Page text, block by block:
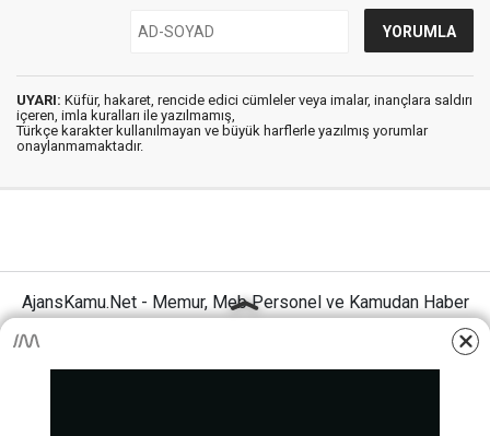
UYARI: Küfür, hakaret, rencide edici cümleler veya imalar, inançlara saldırı
içeren, imla kuralları ile yazılmamış,
Türkçe karakter kullanılmayan ve büyük harflerle yazılmış yorumlar
onaylanmamaktadır.
AjansKamu.Net - Memur, Meb Personel ve Kamudan Haber